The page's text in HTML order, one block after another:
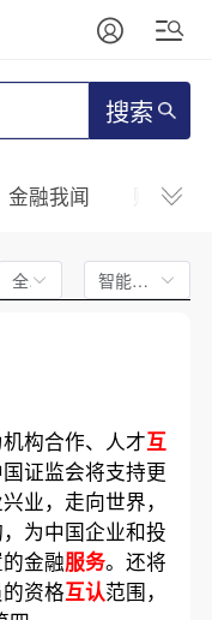
搜索
金融我闻 财新
全文 智能排序
构合作、人才互
证监会将支持更
业，走向世界，
为中国企业和投
金融服务。还将
资格互认范围，